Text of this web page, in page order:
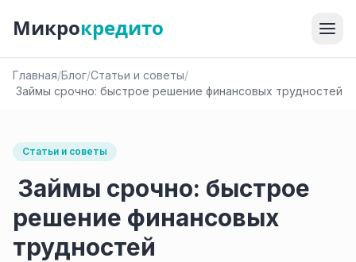
Микрокредито
Главная/Блог/Статьи и советы/
Займы срочно: быстрое решение финансовых трудностей
Статьи и советы
Займы срочно: быстрое
решение финансовых
трудностей